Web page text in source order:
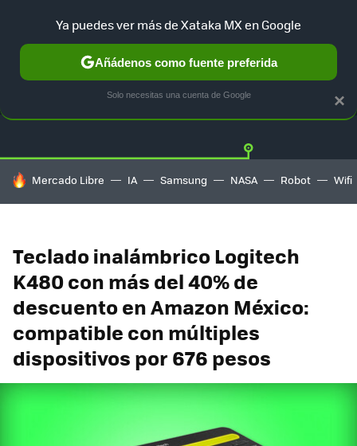
GUÍA DE COMPRAS MERCADO LIBRE
HOY SE HABLA DE
Mercado Libre IA Samsung NASA Robot Wifi
Teclado inalámbrico Logitech
K480 con más del 40% de
descuento en Amazon México:
compatible con múltiples
dispositivos por 676 pesos
×
Ya puedes ver más de Xataka MX en Google
Añádenos como fuente preferida
Solo necesitas una cuenta de Google